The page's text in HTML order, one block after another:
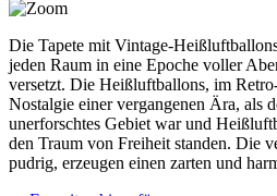
Die Tapete mit Vintage-
jeden Raum in eine Epoche voller
versetzt. Die Heißluftballons, im
Nostalgie einer vergangenen Ära, als
unerforschtes Gebiet war und
den Traum von Freiheit standen. Die
pudrig, erzeugen einen zarten und